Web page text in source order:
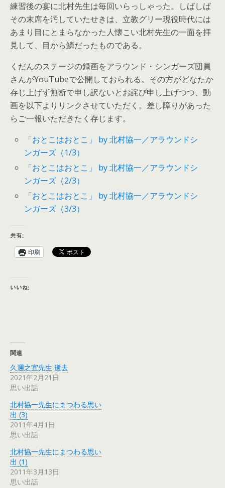
練習後の宴に北村先生は毎回いらっしゃった。しばしば
その末席を汚していたせきは、立教グリー現役時代には
あまり目にとまらなかった人懐こい北村先生の一面を拝
見して、目から鱗だったものである。
くだんのステージの録画をアラウンド・シンガーズ団員
さんがYouTubeで公開しておられる。その方がどなたか
存じ上げず無断で申し訳ないとお詫び申し上げつつ、動
画を以下よりリンクさせていただく。差し障りがあった
らご一報いただきたく存じます。
「おとこはおとこ」 by 北村協一／アラウンドシ
ンガーズ（1/3）
「おとこはおとこ」 by 北村協一／アラウンドシ
ンガーズ（2/3）
「おとこはおとこ」 by 北村協一／アラウンドシ
ンガーズ（3/3）
共有:
印刷
いいね:
関連
久邇之宜先生 逝去
2021年2月21日
思い出話
北村協一先生にまつわる思い
出 (3)
2011年4月1日
思い出話
北村協一先生にまつわる思い
出 (1)
2011年3月13日
思い出話